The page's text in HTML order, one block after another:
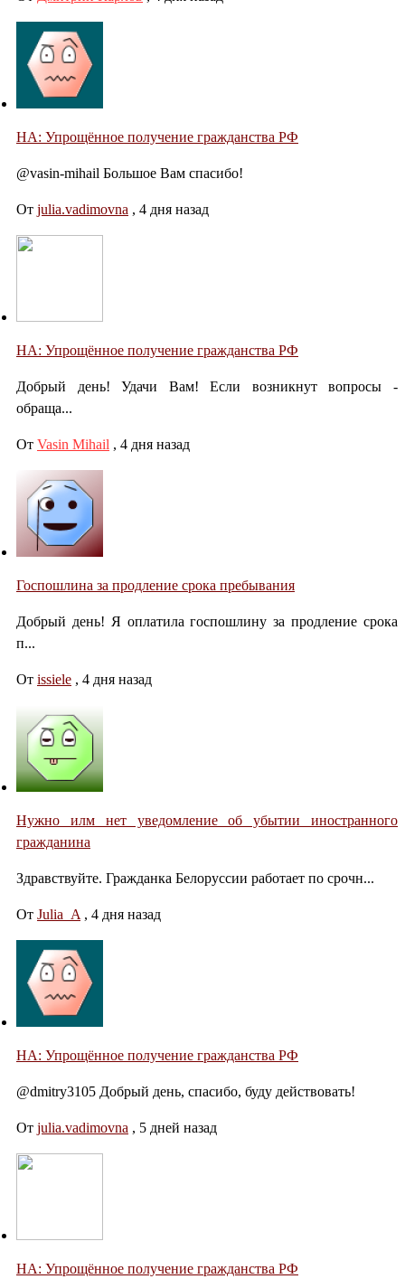
НА: Упрощённое получение гражданства РФ
@vasin-mihail Большое Вам спасибо!
От julia.vadimovna , 4 дня назад
НА: Упрощённое получение гражданства РФ
Добрый день! Удачи Вам! Если возникнут вопросы -
обраща...
От Vasin Mihail , 4 дня назад
Госпошлина за продление срока пребывания
Добрый день! Я оплатила госпошлину за продление срока
п...
От issiele , 4 дня назад
Нужно илм нет уведомление об убытии иностранного
гражданина
Здравствуйте. Гражданка Белоруссии работает по срочн...
От Julia_A , 4 дня назад
НА: Упрощённое получение гражданства РФ
@dmitry3105 Добрый день, спасибо, буду действовать!
От julia.vadimovna , 5 дней назад
НА: Упрощённое получение гражданства РФ